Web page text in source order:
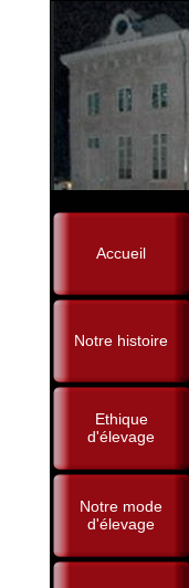
Accueil
Notre histoire
Ethique
d'élevage
Notre mode
d'élevage